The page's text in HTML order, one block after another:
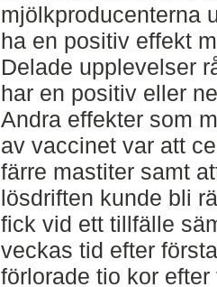
mjölkproducenterna
ha en positiv effekt
Delade upplevelser
har en positiv eller
Andra effekter som
av vaccinet var att
färre mastiter samt
lösdriften kunde bli
fick vid ett tillfälle
veckas tid efter
förlorade tio kor